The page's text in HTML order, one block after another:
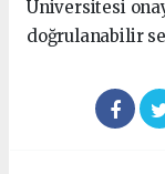
Üniversitesi
doğrulanabilir